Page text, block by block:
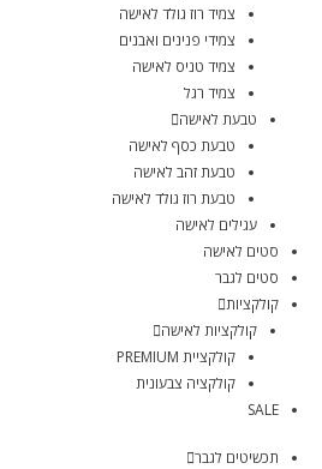
צמיד רוז גולד לאישה
צמידי פנינים ואבנים
צמיד טניס לאישה
צמיד רגל
טבעת לאישה
טבעת כסף לאישה
טבעת זהב לאישה
טבעת רוז גולד לאישה
עגילים לאישה
סטים לאישה
סטים לגבר
קולקציות
קולקציות לאישה
קולקציית PREMIUM
קולקציה צבעונית
SALE
תכשיטים לגבר